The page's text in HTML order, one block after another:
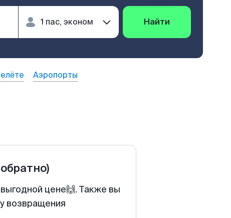
Найти
Аэропорты
цене🙌. Также вы
возвращения